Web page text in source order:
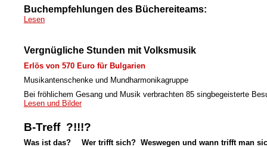
Buchempfehlungen des Büchereiteams:
Lesen
Vergnügliche Stunden mit Volksmusik
Erlös von 570 Euro für Bulgarien
Musikantenschenke und Mundharmonikagruppe
Bei fröhlichem Gesang und Musik verbrachten 85 singbegeisterte
Lesen und Bilder
B-Treff ?!!!?
Was ist das?
Wer trifft sich? Weswegen und wann trifft man